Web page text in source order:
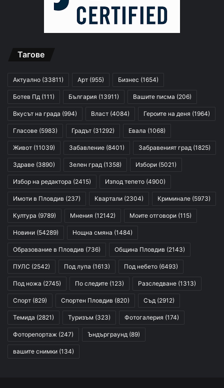
Тагове
Актуално (33811) Арт (955) Бизнес (1654)
Ботев Пд (111) България (13911) Вашите писма (206)
Вкусът на града (994) Власт (4084) Героите на деня (1964)
Гласове (5983) Градът (31292) Евала (1068)
Живот (11039) Забавление (8401) Забравеният град (1825)
Здраве (3890) Зелен град (1358) Избори (5021)
Избор на редактора (2415) Изпод тепето (4900)
Имоти в Пловдив (237) Квартали (2304) Криминале (5973)
Култура (9789) Мнения (12142) Моите отговори (115)
Новини (54289) Нощна смяна (1484)
Образование в Пловдив (736) Община Пловдив (2143)
ПУЛС (2542) Под лупа (1613) Под небето (6493)
Под ножа (2745) По следите (123) Разследване (1313)
Спорт (829) Спортен Пловдив (820) Съд (2912)
Темида (2821) Туризъм (323) Фотогалерия (174)
Фоторепортаж (247) Ъндърграунд (89)
вашите снимки (134)